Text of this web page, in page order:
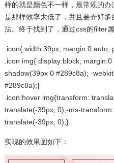
样的就是颜色不一样，最常规的
是那样效率太低了，并且要弄好
法。终于找到了，通过css的filter
.icon{ width:39px; margin:0 auto;
.icon img{ display:block;
shadow(39px 0 #289c8a); -
#289c8a);}
.icon:hover img{transform:
translate(-39px, 0);-ms-
translate(-39px, 0);}
实现的效果图如下：